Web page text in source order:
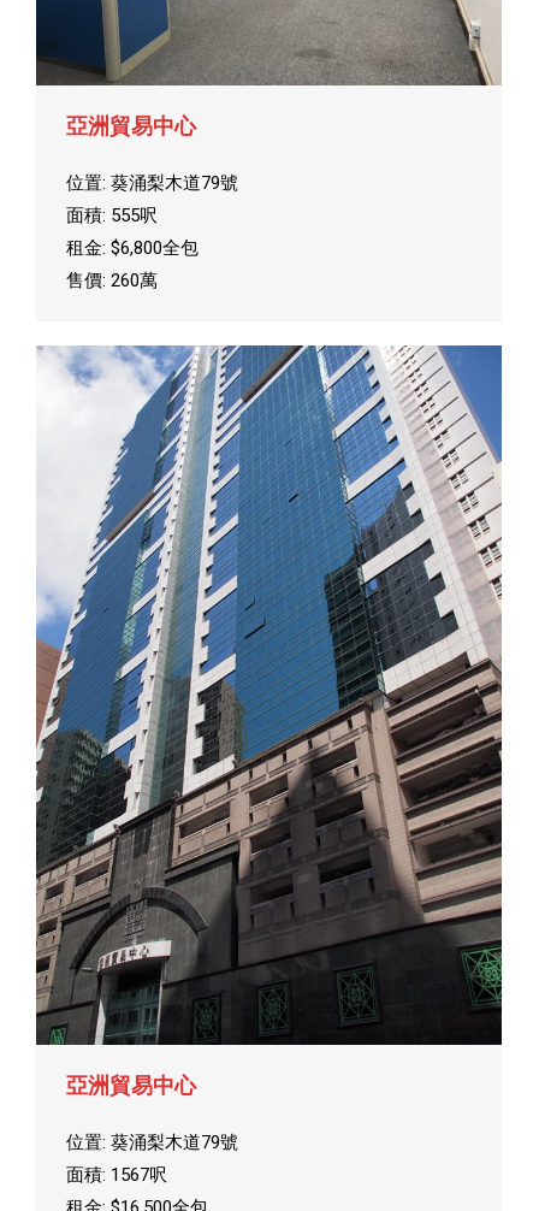
亞洲貿易中心
位置: 葵涌梨木道79號
面積: 555呎
租金: $6,800全包
售價: 260萬
亞洲貿易中心
位置: 葵涌梨木道79號
面積: 1567呎